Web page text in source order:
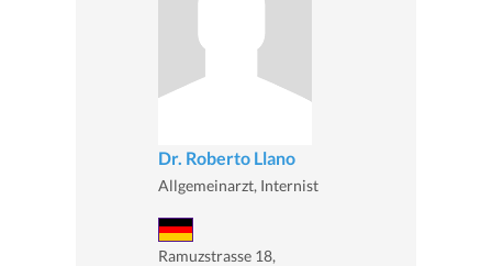
Dr. Roberto Llano
Allgemeinarzt, Internist
Ramuzstrasse 18,